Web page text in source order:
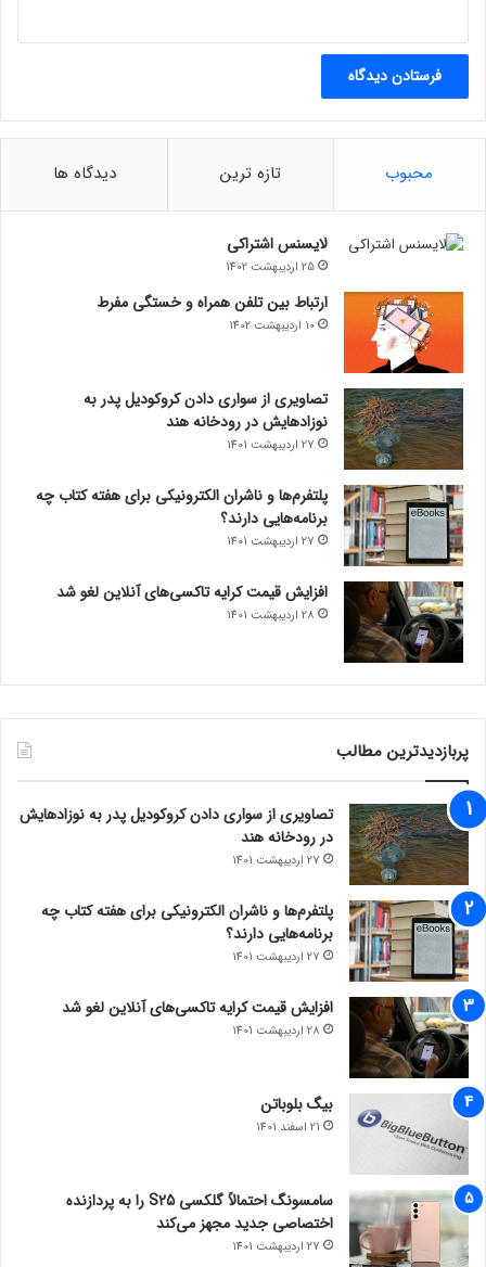
کوئنتین تارانتینویاکوزا
محبوب تازه ترین دیدگاه ها
لایسنس اشتراکی
25 اردیبهشت 1402
ارتباط بین تلفن همراه و خستگی مفرط
10 اردیبهشت 1402
تصاویری از سواری دادن کروکودیل پدر به
نوزادهایش در رودخانه هند
27 اردیبهشت 1401
پلتفرم‌ها و ناشران الکترونیکی برای هفته کتاب چه
برنامه‌هایی دارند؟
27 اردیبهشت 1401
افزایش قیمت کرایه تاکسی‌های آنلاین لغو شد
28 اردیبهشت 1401
پربازدیدترین مطالب
تصاویری از سواری دادن کروکودیل پدر به نوزادهایش
در رودخانه هند
27 اردیبهشت 1401
پلتفرم‌ها و ناشران الکترونیکی برای هفته کتاب چه
برنامه‌هایی دارند؟
27 اردیبهشت 1401
افزایش قیمت کرایه تاکسی‌های آنلاین لغو شد
28 اردیبهشت 1401
بیگ بلوباتن
21 اسفند 1401
سامسونگ احتمالاً گلکسی S25 را به پردازنده
اختصاصی جدید مجهز می‌کند
27 اردیبهشت 1401